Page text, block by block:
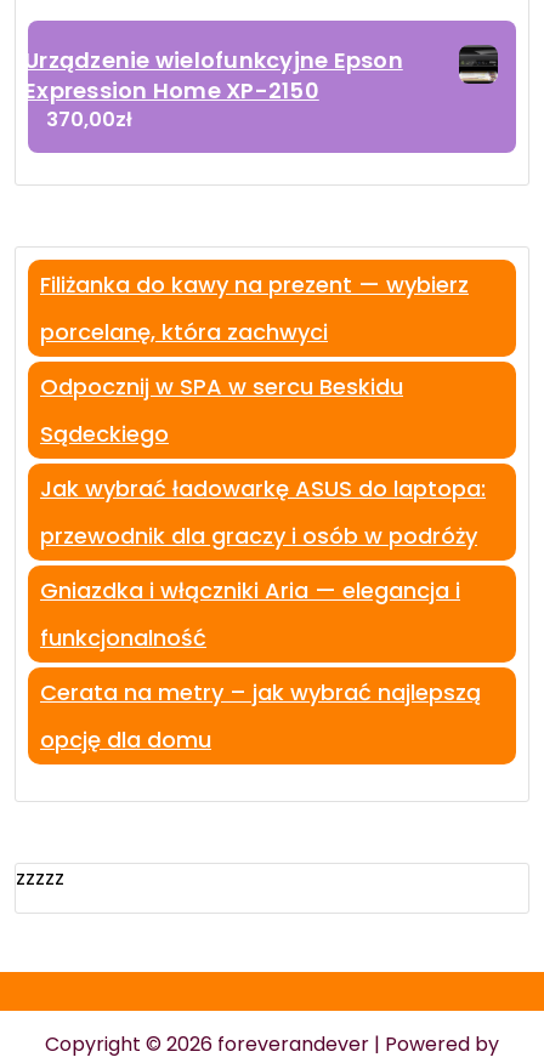
Urządzenie wielofunkcyjne Epson
Expression Home XP-2150
370,00zł
Filiżanka do kawy na prezent — wybierz
porcelanę, która zachwyci
Odpocznij w SPA w sercu Beskidu
Sądeckiego
Jak wybrać ładowarkę ASUS do laptopa:
przewodnik dla graczy i osób w podróży
Gniazdka i włączniki Aria — elegancja i
funkcjonalność
Cerata na metry – jak wybrać najlepszą
opcję dla domu
zzzzz
Copyright © 2026 foreverandever | Powered by